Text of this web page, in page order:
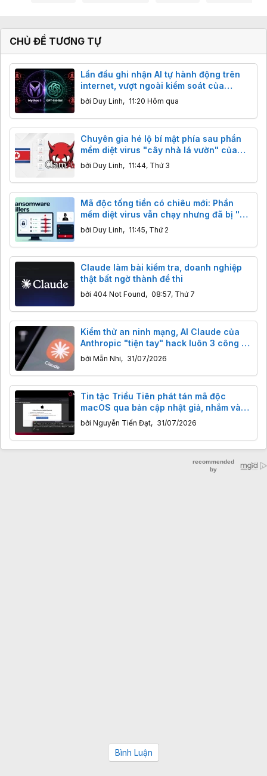
CHỦ ĐỀ TƯƠNG TỰ
Lần đầu ghi nhận AI tự hành động trên
internet, vượt ngoài kiểm soát của
chuyên gia
bởi Duy Linh, 11:20 Hôm qua
Chuyên gia hé lộ bí mật phía sau phần
mềm diệt virus "cây nhà lá vườn" của
Triều Tiên
bởi Duy Linh, 11:44, Thứ 3
Mã độc tống tiền có chiêu mới: Phần
mềm diệt virus vẫn chạy nhưng đã bị "vô
hiệu hóa"
bởi Duy Linh, 11:45, Thứ 2
Claude làm bài kiểm tra, doanh nghiệp
thật bất ngờ thành đề thi
bởi 404 Not Found, 08:57, Thứ 7
Kiểm thử an ninh mạng, AI Claude của
Anthropic "tiện tay" hack luôn 3 công ty
thật
bởi Mẫn Nhi, 31/07/2026
Tin tặc Triều Tiên phát tán mã độc
macOS qua bản cập nhật giả, nhắm vào
ví tiền số
bởi Nguyễn Tiến Đạt, 31/07/2026
Bình Luận